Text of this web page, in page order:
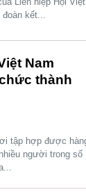
kết...
Nam
thành
tập hợp được
người trong số